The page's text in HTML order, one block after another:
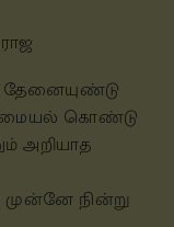
கொண்டு
அறியாத
நின்று